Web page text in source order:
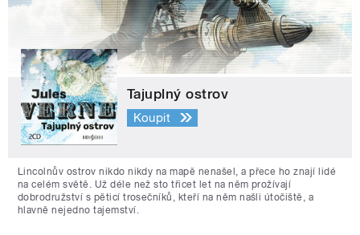
Tajuplný ostrov
Koupit
Lincolnův ostrov nikdo nikdy na mapě nenašel, a přece ho znají lidé
na celém světě. Už déle než sto třicet let na něm prožívají
dobrodružství s pěticí trosečníků, kteří na něm našli útočiště, a
hlavně nejedno tajemství.